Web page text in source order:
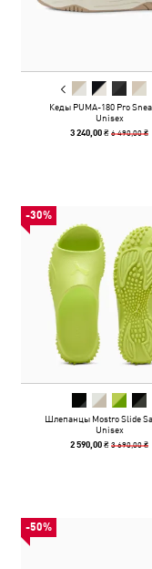
Кеды PUMA-180 Pro
Unisex
3 240,00 ₴6 490,00 ₴
-30%
Шлепанцы Mostro Slide
Unisex
2 590,00 ₴3 690,00 ₴
-50%